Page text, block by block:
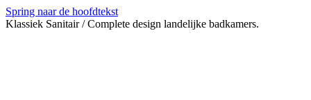
Spring naar de hoofdtekst
Klassiek Sanitair / Complete design landelijke badkamers.